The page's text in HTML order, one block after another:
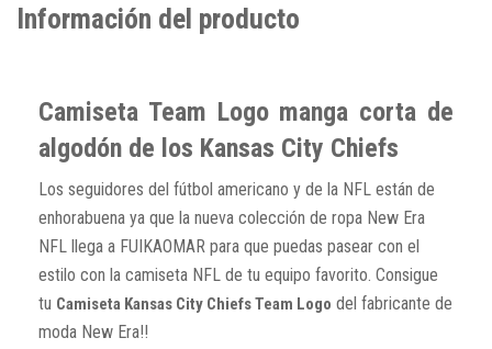
Información del producto
Camiseta Team Logo manga corta de
algodón de los Kansas City Chiefs
Los seguidores del fútbol americano y de la NFL están de
enhorabuena ya que la nueva colección de ropa New Era
NFL llega a FUIKAOMAR para que puedas pasear con el
estilo con la camiseta NFL de tu equipo favorito. Consigue
tu Camiseta Kansas City Chiefs Team Logo del fabricante de
moda New Era!!